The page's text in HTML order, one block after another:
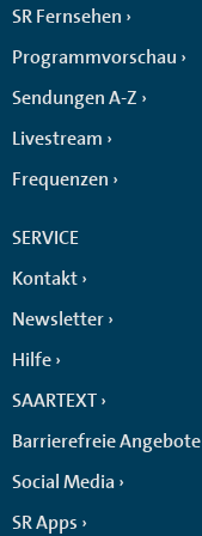
SR Fernsehen
Programmvorschau
Sendungen A-Z
Livestream
Frequenzen
SERVICE
Kontakt
Newsletter
Hilfe
SAARTEXT
Barrierefreie Angebote
Social Media
SR Apps